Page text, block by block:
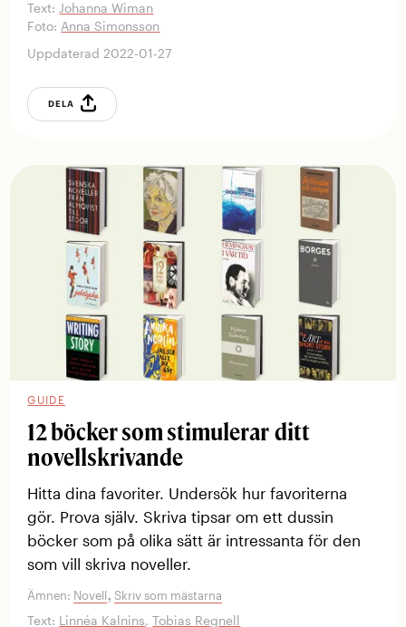
Text:Johanna Wiman
Foto:Anna Simonsson
Uppdaterad 2022-01-27
DELA
GUIDE
12 böcker som stimulerar ditt
novellskrivande
Hitta dina favoriter. Undersök hur favoriterna
gör. Prova själv. Skriva tipsar om ett dussin
böcker som på olika sätt är intressanta för den
som vill skriva noveller.
Ämnen: Novell,Skriv som mästarna
Text: Linnéa Kalnins,Tobias Regnell